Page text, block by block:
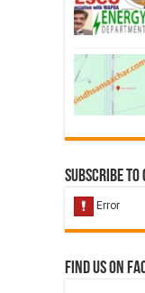
Subscribe to
Find us on